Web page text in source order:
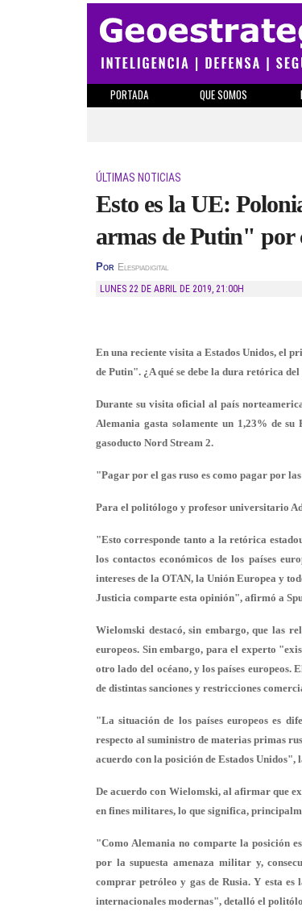
PORTADA QUE SOMOS
ÚLTIMAS NOTICIAS
Esto es la UE:
armas de Putin"
Por Elespiadigital
LUNES 22 DE ABRIL DE 2019, 21:00H
En una reciente visita a Estados Unidos, el
de Putin". ¿A qué se debe la dura retórica
Durante su visita oficial al país
Alemania gasta solamente un 1,23% de
gasoducto Nord Stream 2.
"Pagar por el gas ruso es como pagar por
Para el politólogo y profesor universitario
"Esto corresponde tanto a la retórica
los contactos económicos de los países
intereses de la OTAN, la Unión Europea y
Justicia comparte esta opinión", afirmó a
Wielomski destacó, sin embargo, que las
europeos. Sin embargo, para el experto
otro lado del océano, y los países europeos.
de distintas sanciones y restricciones
"La situación de los países europeos es
respecto al suministro de materias primas
acuerdo con la posición de Estados Unidos",
De acuerdo con Wielomski, al afirmar que
en fines militares, lo que significa,
"Como Alemania no comparte la posición
por la supuesta amenaza militar y,
comprar petróleo y gas de Rusia. Y esta
internacionales modernas", detalló el